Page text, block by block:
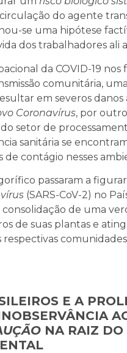
do agente
se uma hipótese
dos trabalhadores ali
da COVID-19 nos
comunitária,
em severos danos
Coronavírus, por
setor de
sanitária se
de contágio nesses
passaram a
(SARS-CoV-2) no
de uma
de suas plantas e
respectivas
E A
NA RAIZ